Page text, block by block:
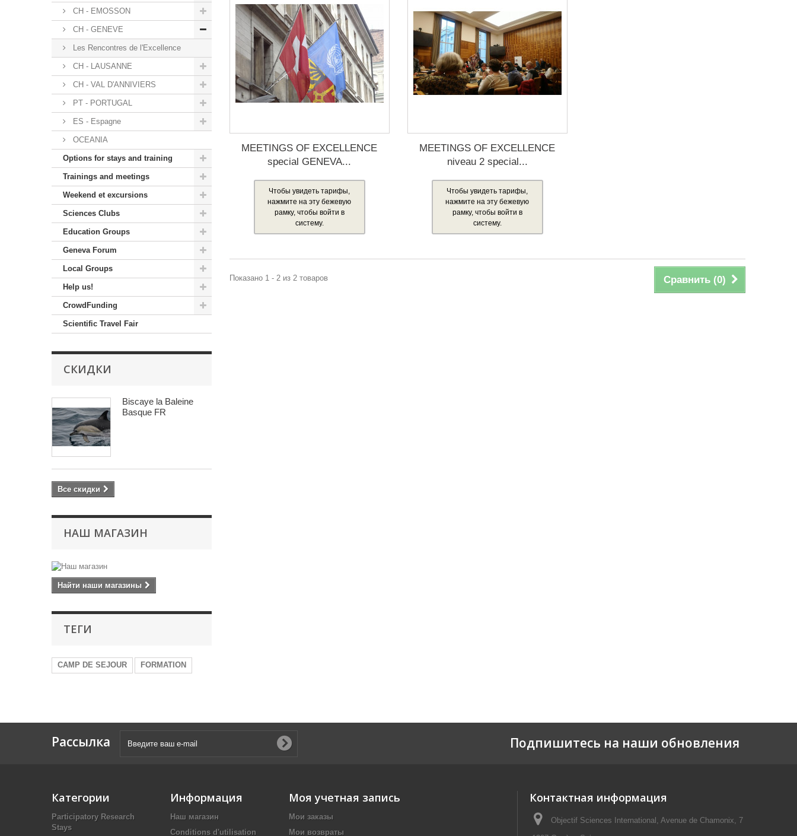
CH - EMOSSON
CH - GENEVE
Les Rencontres de l'Excellence
CH - LAUSANNE
CH - VAL D'ANNIVIERS
PT - PORTUGAL
ES - Espagne
OCEANIA
Options for stays and training
Trainings and meetings
Weekend et excursions
Sciences Clubs
Education Groups
Geneva Forum
Local Groups
Help us!
CrowdFunding
Scientific Travel Fair
СКИДКИ
Biscaye la Baleine
Basque FR
Все скидки
НАШ МАГАЗИН
Найти наши магазины
ТЕГИ
CAMP DE SEJOUR FORMATION
MEETINGS OF EXCELLENCE
special GENEVA...
Чтобы увидеть тарифы,
нажмите на эту бежевую
рамку, чтобы войти в
систему.
MEETINGS OF EXCELLENCE
niveau 2 special...
Чтобы увидеть тарифы,
нажмите на эту бежевую
рамку, чтобы войти в
систему.
Сравнить (0)
Показано 1 - 2 из 2 товаров
Рассылка Подпишитесь на наши обновления
Категории
Participatory Research
Stays
Информация
Наш магазин
Conditions d'utilisation
Моя учетная запись
Мои заказы
Мои возвраты
Контактная информация
Objectif Sciences International, Avenue de Chamonix, 7